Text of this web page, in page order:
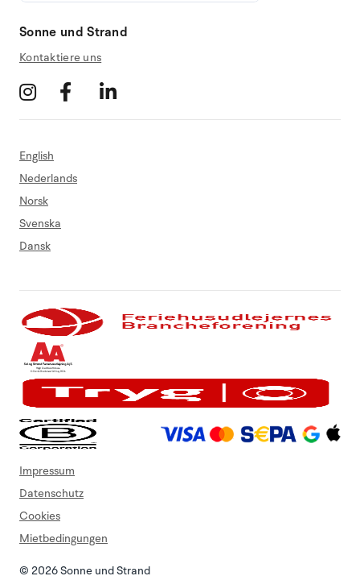
Sonne und Strand
Kontaktiere uns
English
Nederlands
Norsk
Svenska
Dansk
© 2026 Sonne und Strand
Impressum
Datenschutz
Cookies
Mietbedingungen